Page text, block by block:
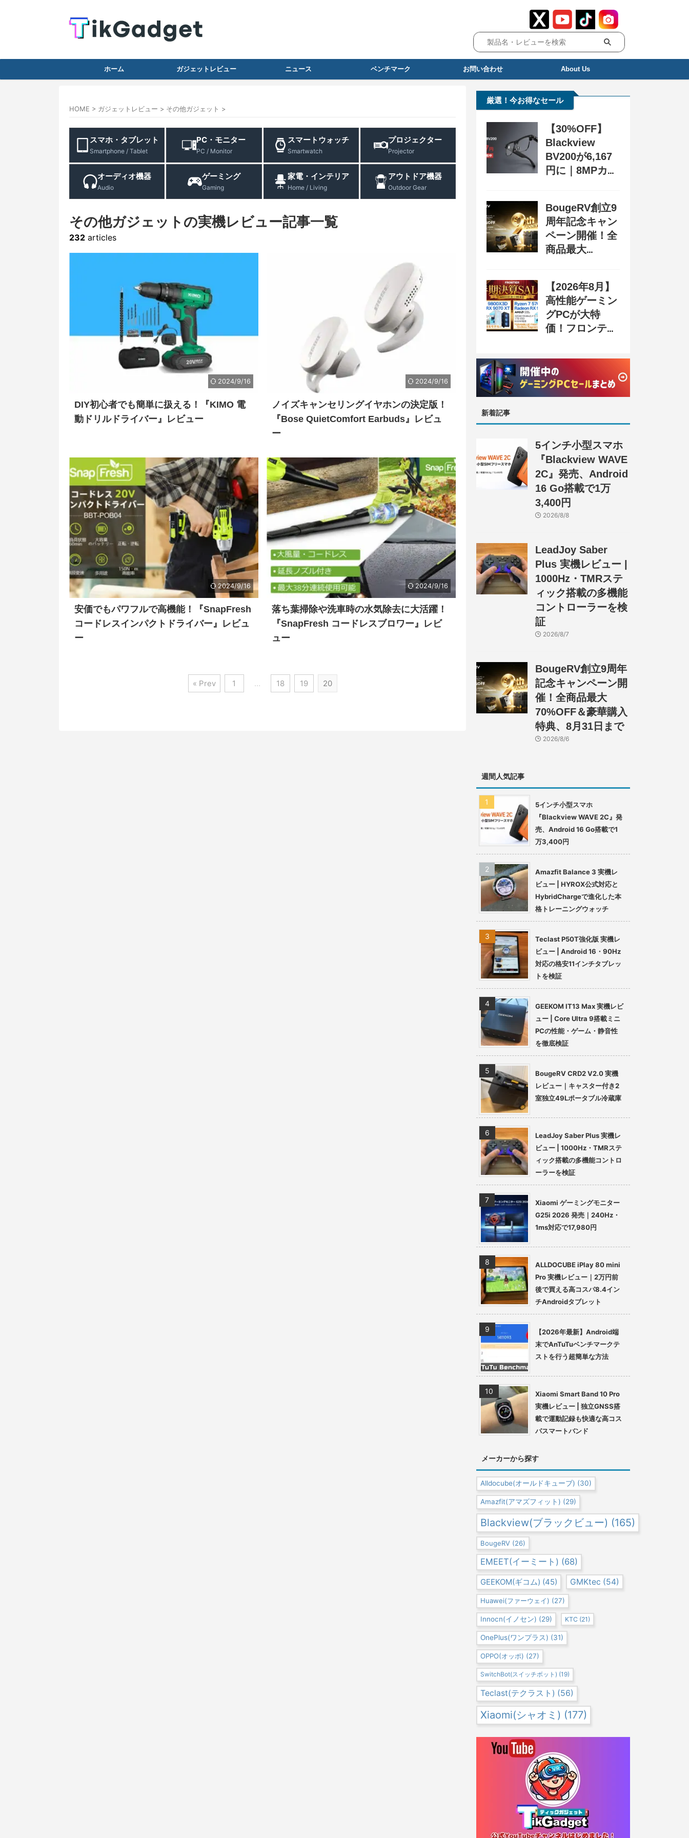
ホーム ガジェットレビュー ニュース ベンチマーク お問い合わせ About Us
HOME > ガジェットレビュー > その他ガジェット >
スマホ・タブレット
Smartphone / Tablet
PC・モニター
PC / Monitor
スマートウォッチ
Smartwatch
プロジェクター
Projector
オーディオ機器
Audio
ゲーミング
Gaming
家電・インテリア
Home / Living
アウトドア機器
Outdoor Gear
その他ガジェットの実機レビュー記事一覧
232 articles
2024/9/16
DIY初心者でも簡単に扱える！『KIMO 電
動ドリルドライバー』レビュー
2024/9/16
ノイズキャンセリングイヤホンの決定版！
『Bose QuietComfort Earbuds』レビュ
ー
2024/9/16
安価でもパワフルで高機能！『SnapFresh
コードレスインパクトドライバー』レビュ
ー
2024/9/16
落ち葉掃除や洗車時の水気除去に大活躍！
『SnapFresh コードレスブロワー』レビ
ュー
« Prev 1 … 18 19 20
厳選！今お得なセール
【30%OFF】
Blackview
BV200が6,167
円に｜8MPカメ
ン配布中
BougeRV創立9
周年記念キャン
ペーン開催！全
商品最大
31日まで
【2026年8月】
高性能ゲーミン
グPCが大特
価！フロンティ
SALE 奥義』開
催、セール情報
まとめ
新着記事
5インチ小型スマホ
『Blackview WAVE
2C』発売、Android
16 Go搭載で1万
3,400円
2026/8/8
LeadJoy Saber
Plus 実機レビュー |
1000Hz・TMRステ
ィック搭載の多機能
コントローラーを検
証
2026/8/7
BougeRV創立9周年
記念キャンペーン開
催！全商品最大
70%OFF＆豪華購入
特典、8月31日まで
2026/8/6
週間人気記事
5インチ小型スマホ
『Blackview WAVE 2C』発
売、Android 16 Go搭載で1
万3,400円
Amazfit Balance 3 実機レ
ビュー | HYROX公式対応と
HybridChargeで進化した本
格トレーニングウォッチ
Teclast P50T強化版 実機レ
ビュー | Android 16・90Hz
対応の格安11インチタブレッ
トを検証
GEEKOM IT13 Max 実機レビ
ュー | Core Ultra 9搭載ミニ
PCの性能・ゲーム・静音性
を徹底検証
BougeRV CRD2 V2.0 実機
レビュー｜キャスター付き2
室独立49Lポータブル冷蔵庫
LeadJoy Saber Plus 実機レ
ビュー | 1000Hz・TMRステ
ィック搭載の多機能コントロ
ーラーを検証
Xiaomi ゲーミングモニター
G25i 2026 発売｜240Hz・
1ms対応で17,980円
ALLDOCUBE iPlay 80 mini
Pro 実機レビュー｜2万円前
後で買える高コスパ8.4イン
チAndroidタブレット
【2026年最新】Android端
末でAnTuTuベンチマークテ
ストを行う超簡単な方法
Xiaomi Smart Band 10 Pro
実機レビュー | 独立GNSS搭
載で運動記録も快適な高コス
パスマートバンド
メーカーから探す
Alldocube(オールドキューブ) (30)
Amazfit(アマズフィット) (29)
Blackview(ブラックビュー) (165)
BougeRV (26)
EMEET(イーミート) (68)
GEEKOM(ギコム) (45) GMKtec (54)
Huawei(ファーウェイ) (27)
Innocn(イノセン) (29) KTC (21)
OnePlus(ワンプラス) (31)
OPPO(オッポ) (27)
SwitchBot(スイッチボット) (19)
Teclast(テクラスト) (56)
Xiaomi(シャオミ) (177)